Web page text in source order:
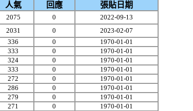
人氣 回應
張貼日期
2075 0 2022-09-13
2031 0
2023-02-07
336
0
1970-01-01
333
0
1970-01-01
324
0
1970-01-01
333
0
1970-01-01
272
0
1970-01-01
286
0
1970-01-01
279
0
1970-01-01
271
0
1970-01-01